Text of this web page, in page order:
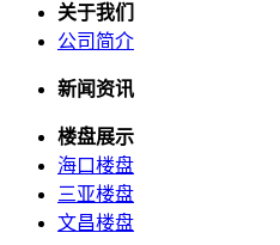
关于我们
公司简介
新闻资讯
楼盘展示
海口楼盘
三亚楼盘
文昌楼盘